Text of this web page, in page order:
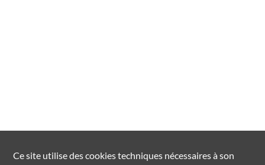
Ce site utilise descookiestechniques nécessaires à son